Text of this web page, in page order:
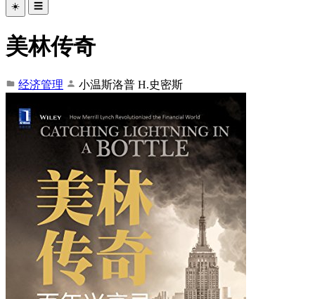
☀️ ☰
美林传奇
经济管理 小温斯洛普 H.史密斯